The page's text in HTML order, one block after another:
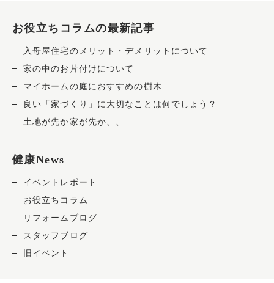
お役立ちコラムの最新記事
入母屋住宅のメリット・デメリットについて
家の中のお片付けについて
マイホームの庭におすすめの樹木
良い「家づくり」に大切なことは何でしょう？
土地が先か家が先か、、
健康News
イベントレポート
お役立ちコラム
リフォームブログ
スタッフブログ
旧イベント